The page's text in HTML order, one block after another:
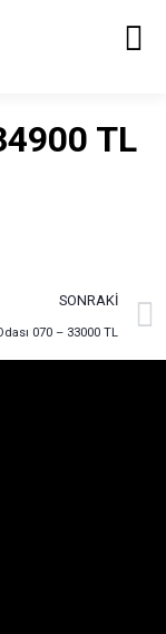
TL
SONRAKI
070 – 33000 TL